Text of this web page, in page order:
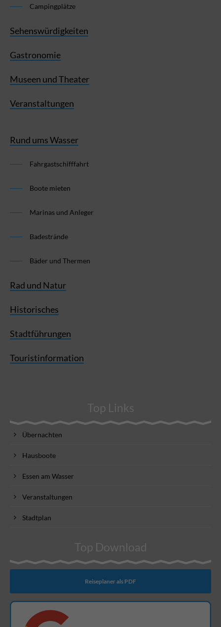
Campingplätze
Sehenswürdigkeiten
Gastronomie
Museen und Theater
Veranstaltungen
Rund ums Wasser
Fahrgastschifffahrt
Boote mieten
Marinas und Anleger
Badestrände
Bäder und Thermen
Rad und Natur
Historisches
Stadtführungen
Touristinformation
Top Links
Übernachten
Hausboote
Essen am Wasser
Veranstaltungen
Stadtplan
Top Download
Reiseplaner als PDF